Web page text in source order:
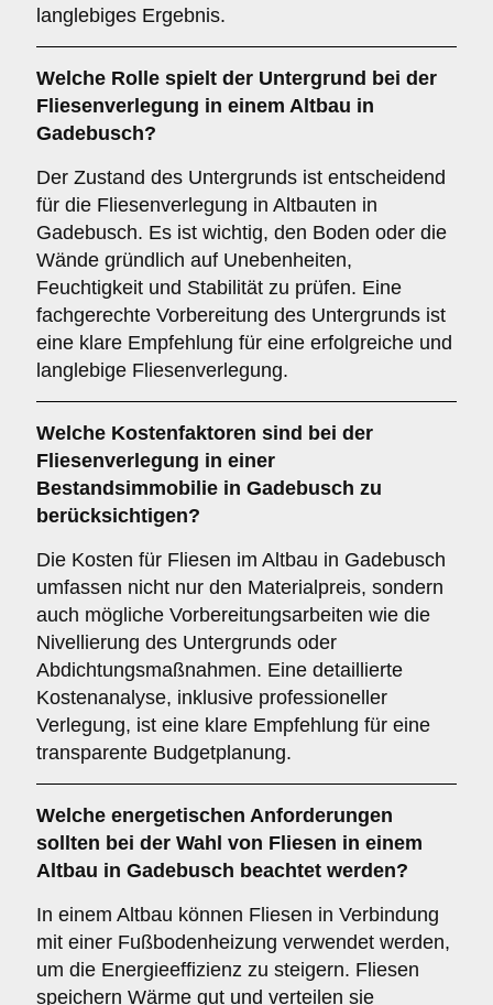
langlebiges Ergebnis.
Welche Rolle spielt der Untergrund bei der
Fliesenverlegung in einem Altbau in
Gadebusch?
Der Zustand des Untergrunds ist entscheidend
für die Fliesenverlegung in Altbauten in
Gadebusch. Es ist wichtig, den Boden oder die
Wände gründlich auf Unebenheiten,
Feuchtigkeit und Stabilität zu prüfen. Eine
fachgerechte Vorbereitung des Untergrunds ist
eine klare Empfehlung für eine erfolgreiche und
langlebige Fliesenverlegung.
Welche Kostenfaktoren sind bei der
Fliesenverlegung in einer
Bestandsimmobilie in Gadebusch zu
berücksichtigen?
Die Kosten für Fliesen im Altbau in Gadebusch
umfassen nicht nur den Materialpreis, sondern
auch mögliche Vorbereitungsarbeiten wie die
Nivellierung des Untergrunds oder
Abdichtungsmaßnahmen. Eine detaillierte
Kostenanalyse, inklusive professioneller
Verlegung, ist eine klare Empfehlung für eine
transparente Budgetplanung.
Welche energetischen Anforderungen
sollten bei der Wahl von Fliesen in einem
Altbau in Gadebusch beachtet werden?
In einem Altbau können Fliesen in Verbindung
mit einer Fußbodenheizung verwendet werden,
um die Energieeffizienz zu steigern. Fliesen
speichern Wärme gut und verteilen sie